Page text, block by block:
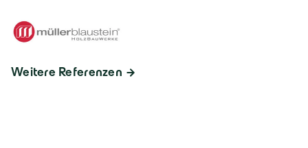
Weitere Referenzen